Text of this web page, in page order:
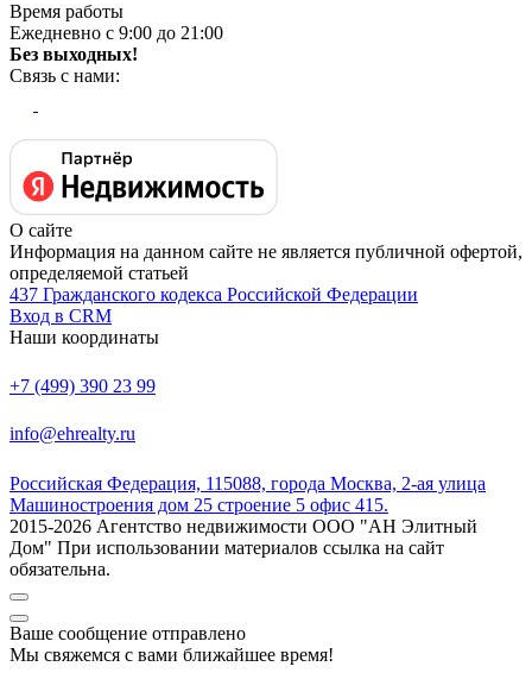
Время работы
Ежедневно с 9:00 до 21:00
Без выходных!
Связь с нами:
О сайте
Информация на данном сайте не является публичной офертой,
определяемой статьей
437 Гражданского кодекса Российской Федерации
Вход в CRM
Наши координаты
+7 (499) 390 23 99
info@ehrealty.ru
Российская Федерация, 115088, города Москва, 2-ая улица
Машиностроения дом 25 строение 5 офис 415.
2015-2026 Агентство недвижимости ООО "АН Элитный
Дом" При использовании материалов ссылка на сайт
обязательна.
Ваше сообщение отправлено
Мы свяжемся с вами ближайшее время!